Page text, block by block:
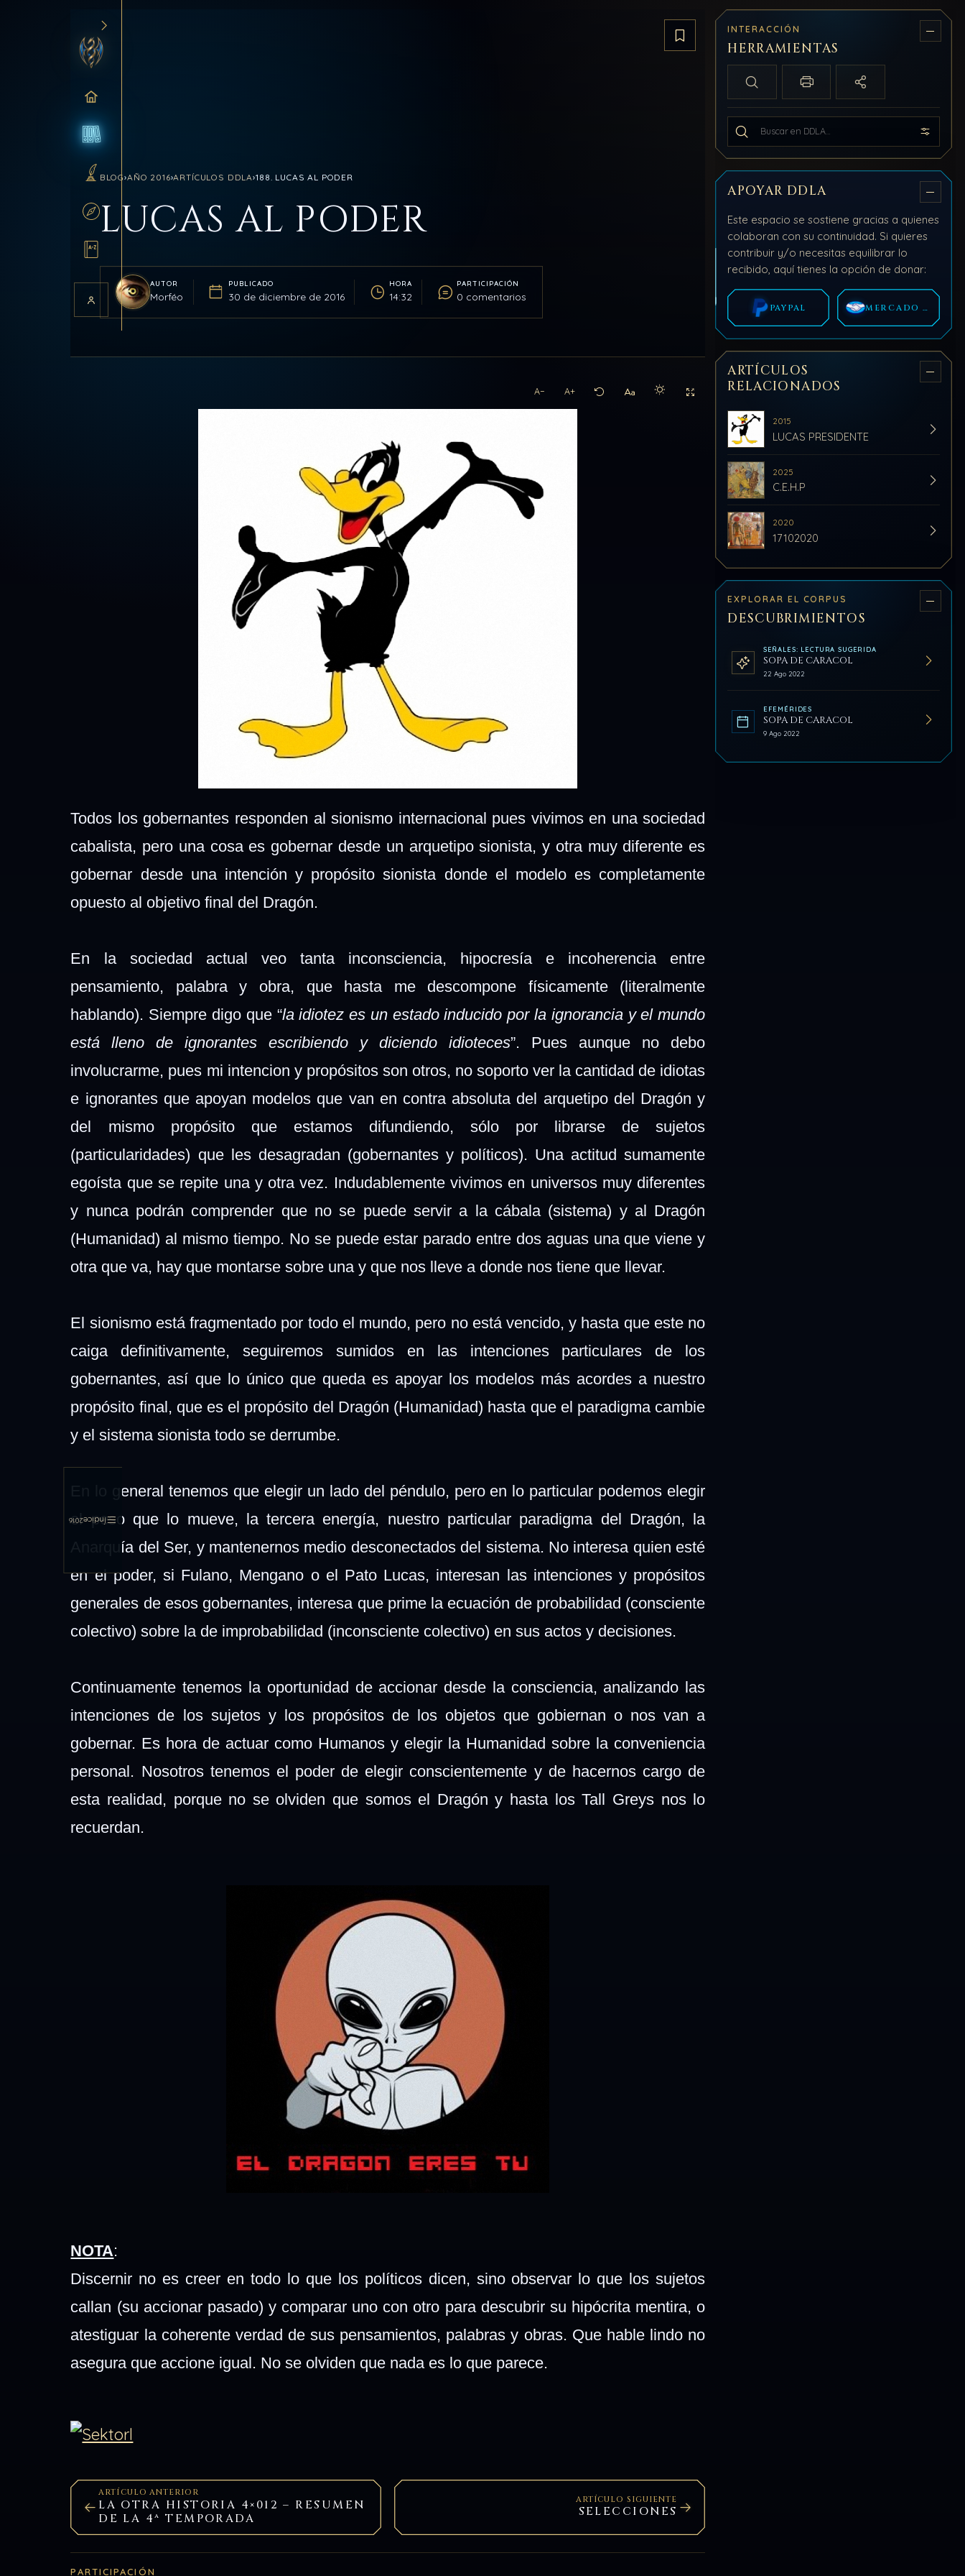
INICIO
BLOG
SANCTUM
RUTAS
GLOSARIO
Índice
2016
Guardar artículo
BLOG›AÑO 2016›ARTÍCULOS DDLA›188. LUCAS AL PODER
LUCAS AL PODER
AUTOR
Morféo
PUBLICADO
30 de diciembre de 2016
HORA
14:32
PARTICIPACIÓN
0 comentarios
A− A+
Activar modo claro de lectura
Sin distracciones
Todos los gobernantes responden al sionismo internacional pues vivimos en una sociedad
cabalista, pero una cosa es gobernar desde un arquetipo sionista, y otra muy diferente es
gobernar desde una intención y propósito sionista donde el modelo es completamente
opuesto al objetivo final del Dragón.
En la sociedad actual veo tanta inconsciencia, hipocresía e incoherencia entre
pensamiento, palabra y obra, que hasta me descompone físicamente (literalmente
hablando). Siempre digo que “la idiotez es un estado inducido por la ignorancia y el mundo
está lleno de ignorantes escribiendo y diciendo idioteces”. Pues aunque no debo
involucrarme, pues mi intencion y propósitos son otros, no soporto ver la cantidad de idiotas
e ignorantes que apoyan modelos que van en contra absoluta del arquetipo del Dragón y
del mismo propósito que estamos difundiendo, sólo por librarse de sujetos
(particularidades) que les desagradan (gobernantes y políticos). Una actitud sumamente
egoísta que se repite una y otra vez. Indudablemente vivimos en universos muy diferentes
y nunca podrán comprender que no se puede servir a la cábala (sistema) y al Dragón
(Humanidad) al mismo tiempo. No se puede estar parado entre dos aguas una que viene y
otra que va, hay que montarse sobre una y que nos lleve a donde nos tiene que llevar.
El sionismo está fragmentado por todo el mundo, pero no está vencido, y hasta que este no
caiga definitivamente, seguiremos sumidos en las intenciones particulares de los
gobernantes, así que lo único que queda es apoyar los modelos más acordes a nuestro
propósito final, que es el propósito del Dragón (Humanidad) hasta que el paradigma cambie
y el sistema sionista todo se derrumbe.
En lo general tenemos que elegir un lado del péndulo, pero en lo particular podemos elegir
el peso que lo mueve, la tercera energía, nuestro particular paradigma del Dragón, la
Anarquía del Ser, y mantenernos medio desconectados del sistema. No interesa quien esté
en el poder, si Fulano, Mengano o el Pato Lucas, interesan las intenciones y propósitos
generales de esos gobernantes, interesa que prime la ecuación de probabilidad (consciente
colectivo) sobre la de improbabilidad (inconsciente colectivo) en sus actos y decisiones.
Continuamente tenemos la oportunidad de accionar desde la consciencia, analizando las
intenciones de los sujetos y los propósitos de los objetos que gobiernan o nos van a
gobernar. Es hora de actuar como Humanos y elegir la Humanidad sobre la conveniencia
personal. Nosotros tenemos el poder de elegir conscientemente y de hacernos cargo de
esta realidad, porque no se olviden que somos el Dragón y hasta los Tall Greys nos lo
recuerdan.
NOTA:
Discernir no es creer en todo lo que los políticos dicen, sino observar lo que los sujetos
callan (su accionar pasado) y comparar uno con otro para descubrir su hipócrita mentira, o
atestiguar la coherente verdad desus pensamientos, palabras y obras. Que hable lindo no
asegura que accione igual. No se olviden que nada es lo que parece.
ARTÍCULO ANTERIOR
LA OTRA HISTORIA 4×012 – RESUMEN
DE LA 4ª TEMPORADA
ARTÍCULO SIGUIENTE
SELECCIONES
PARTICIPACIÓN
INTERACCIÓN
HERRAMIENTAS
Búsqueda localImprimir / PDFCompartir
Buscar en todo DDLA
APOYAR DDLA
Este espacio se sostiene gracias a quienes
colaboran con su continuidad. Si quieres
contribuir y/o necesitas equilibrar lo
recibido, aquí tienes la opción de donar:
PAYPAL MERCADO PAGO
ARTÍCULOS
RELACIONADOS
2015
LUCAS PRESIDENTE
2025
C.E.H.P
2020
17102020
EXPLORAR EL CORPUS
DESCUBRIMIENTOS
SEÑALES: LECTURA SUGERIDA
SOPA DE CARACOL
22 Ago 2022
EFEMÉRIDES
SOPA DE CARACOL
9 Ago 2022